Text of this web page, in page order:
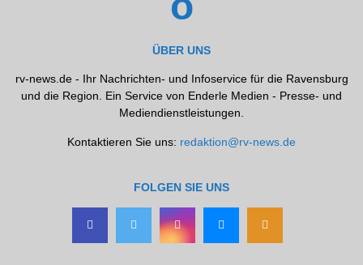
ÜBER UNS
rv-news.de - Ihr Nachrichten- und Infoservice für die Ravensburg
und die Region. Ein Service von Enderle Medien - Presse- und
Mediendienstleistungen.
Kontaktieren Sie uns: redaktion@rv-news.de
FOLGEN SIE UNS